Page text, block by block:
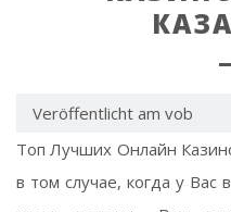
Veröffentlicht am vob
Топ Лучших Онлайн
в том случае, когда у Вас